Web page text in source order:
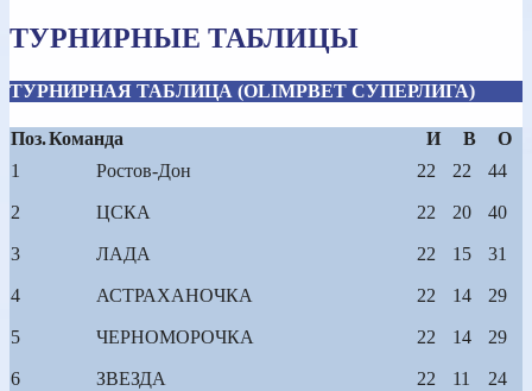
ТУРНИРНЫЕ ТАБЛИЦЫ
ТУРНИРНАЯ ТАБЛИЦА (OLIMPBET СУПЕРЛИГА)
Поз.Команда И В
О
1
Ростов-Дон 22 22 44
2 ЦСКА 22 20 40
3 ЛАДА 22 15 31
4 АСТРАХАНОЧКА 22 14 29
5 ЧЕРНОМОРОЧКА 22 14 29
6 ЗВЕЗДА 22 11 24